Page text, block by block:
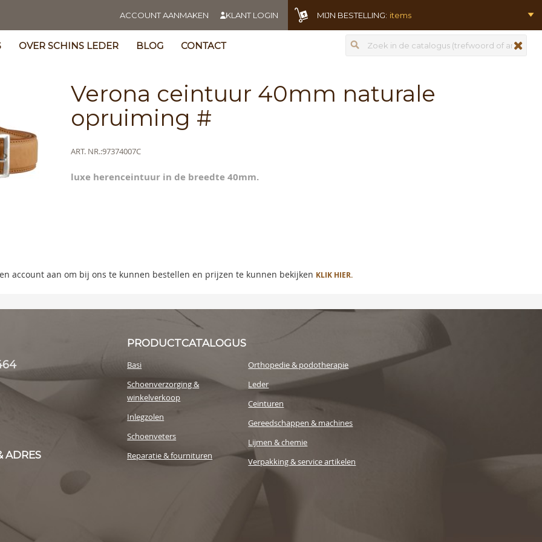
ACCOUNT AANMAKEN KLANT LOGIN MIJN BESTELLING: items
OVER SCHINS LEDER BLOG CONTACT Zoeken
Verona ceintuur 40mm naturale
opruiming #
Meer
ART. NR.97374007C
luxe herenceintuur in de breedte 40mm.
account aan om bij ons te kunnen bestellen en prijzen te kunnen bekijken KLIK HIER.
ADRES
PRODUCTCATALOGUS
Basi
Schoenverzorging &
winkelverkoop
Inlegzolen
Schoenveters
Reparatie & fournituren
Orthopedie & podotherapie
Leder
Ceinturen
Gereedschappen & machines
Lijmen & chemie
Verpakking & service artikelen